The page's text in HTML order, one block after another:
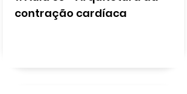
contração cardíaca